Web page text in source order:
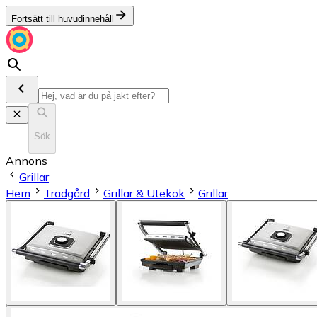
Fortsätt till huvudinnehåll
Sök
Annons
Grillar
Hem
Trädgård Grillar & Utekök Grillar